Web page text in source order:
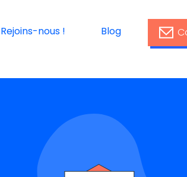
Rejoins-nous ! Blog